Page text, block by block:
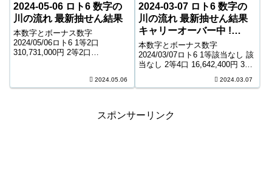
2024-05-06 ロト6 数字の
川の流れ 最新抽せん結果
本数字とボーナス数字
2024/05/06ロト6 1等2口
310,731,000円 2等2口
159,161口 1,000円 キャリーオー
バー ...
2024.05.06
2024-03-07 ロト6 数字の
川の流れ 最新抽せん結果
キャリーオーバー中 !
221,891,680円
本数字とボーナス数字
2024/03/07ロト6 1等該当なし 該
当なし 2等4口 16,642,400円 3等
8,300円 5等154,575口 1,000円
2024.03.07
スポンサーリンク